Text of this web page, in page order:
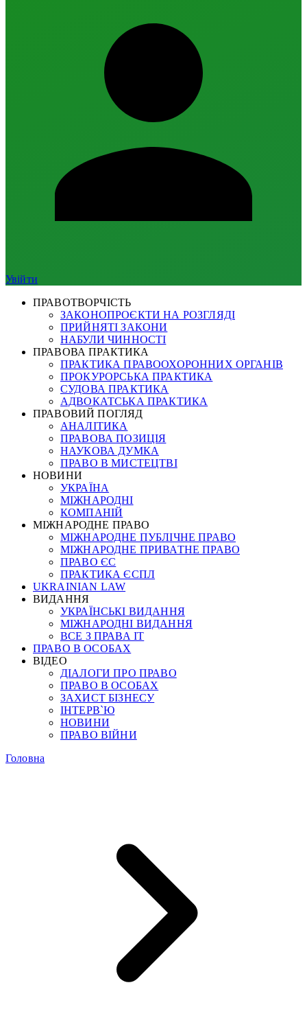
Увійти
ПРАВОТВОРЧІСТЬ
ЗАКОНОПРОЄКТИ НА РОЗГЛЯДІ
ПРИЙНЯТІ ЗАКОНИ
НАБУЛИ ЧИННОСТІ
ПРАВОВА ПРАКТИКА
ПРАКТИКА ПРАВООХОРОННИХ ОРГАНІВ
ПРОКУРОРСЬКА ПРАКТИКА
СУДОВА ПРАКТИКА
АДВОКАТСЬКА ПРАКТИКА
ПРАВОВИЙ ПОГЛЯД
АНАЛІТИКА
ПРАВОВА ПОЗИЦІЯ
НАУКОВА ДУМКА
ПРАВО В МИСТЕЦТВІ
НОВИНИ
УКРАЇНА
МІЖНАРОДНІ
КОМПАНІЙ
МІЖНАРОДНЕ ПРАВО
МІЖНАРОДНЕ ПУБЛІЧНЕ ПРАВО
МІЖНАРОДНЕ ПРИВАТНЕ ПРАВО
ПРАВО ЄС
ПРАКТИКА ЄСПЛ
UKRAINIAN LAW
ВИДАННЯ
УКРАЇНСЬКІ ВИДАННЯ
МІЖНАРОДНІ ВИДАННЯ
ВСЕ З ПРАВА ІТ
ПРАВО В ОСОБАХ
ВІДЕО
ДІАЛОГИ ПРО ПРАВО
ПРАВО В ОСОБАХ
ЗАХИСТ БІЗНЕСУ
ІНТЕРВ`Ю
НОВИНИ
ПРАВО ВІЙНИ
Головна